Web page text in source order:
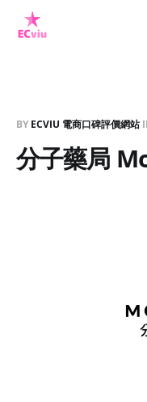
BY ECVIU 電商口碑評價網站
分子藥局